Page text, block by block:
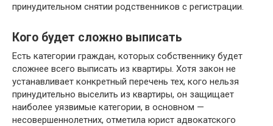
принудительном снятии родственников с регистрации.
Кого будет сложно выписать
Есть категории граждан, которых собственнику будет
сложнее всего выписать из квартиры. Хотя закон не
устанавливает конкретный перечень тех, кого нельзя
принудительно выселить из квартиры, он защищает
наиболее уязвимые категории, в основном —
несовершеннолетних, отметила юрист адвокатского